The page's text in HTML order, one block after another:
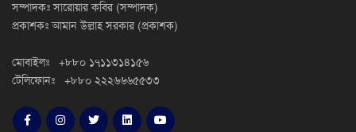
সম্পাদকঃ সারোয়ার কবির (সম্পাদক)
প্রকাশকঃ আমান উল্লাহ সরকার (প্রকাশক)
মোবাইলঃ +৮৮০ ১৭১১৩১৪১৫৬
টেলিফোনঃ +৮৮০ ২২২৬৬৬৫৫৩৩